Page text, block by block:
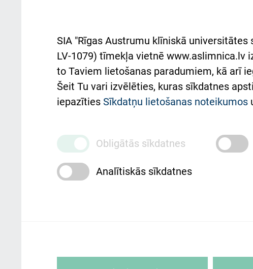
Pacienta
atsauksmju/sūdzību
iesniegšanas kārtība
Kā pie mums nokļūt
ceļvedis
Rekvizīti un ārstniecības
atbalsts
та
SIA "Rīgas Austrumu klīniskā universitātes
LV-1079) tīmekļa vietnē
to Taviem lietošanas paradumiem, kā arī
Šeit Tu vari izvēlēties, kuras sīkdatnes
iepazīties Sīkdatņu lietošanas noteikumos
Obligātās sīkdatnes
Analītiskās sīkdatnes